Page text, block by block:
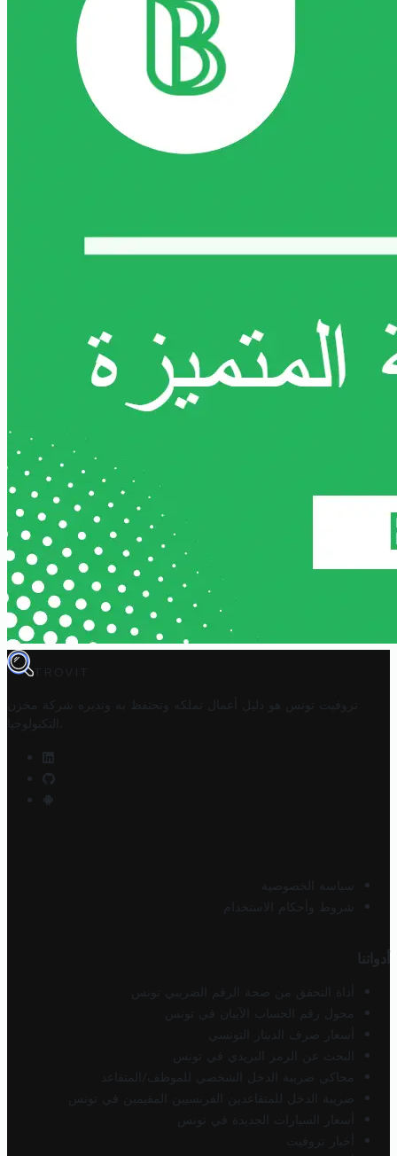
TROVIT
تروفيت تونس هو دليل أعمال تملكه وتحتفظ به وتديره
شركة مخزن
التكنولوجيا
سياسة الخصوصية
شروط وأحكام الاستخدام
أدواتنا
أداة التحقق من صحة الرقم الضريبي تونس
محول رقم الحساب الآيبان في تونس
أسعار صرف الدينار التونسي
البحث عن الرمز البريدي في تونس
محاكي ضريبة الدخل الشخصي للموظف/المتقاعد
ضريبة الدخل للمتقاعدين الفرنسيين المقيمين في تونس
أسعار السيارات الجديدة في تونس
أخبار تروفيت